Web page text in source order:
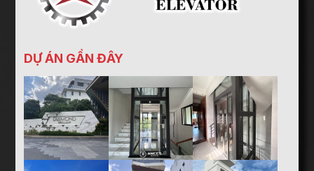
DỰ ÁN GẦN ĐÂY